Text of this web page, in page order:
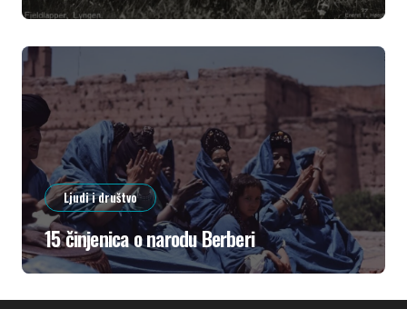
Ljudi i društvo
15 činjenica o narodu Berberi